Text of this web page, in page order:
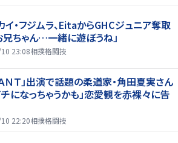
カイ・フジムラ、EitaからGHCジュニア奪取
兄ちゃん…一緒に遊ぼうね」
23:08相撲格闘技
ＡＮＴ」出演で話題の柔道家・角田夏実さん
チになっちゃうかも」恋愛観を赤裸々に告
22:20相撲格闘技